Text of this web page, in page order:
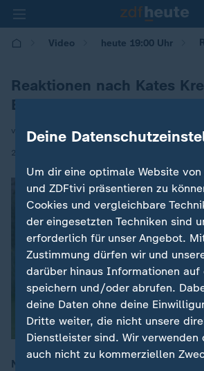
Video heute 19:00 Uhr
Reaktionen nach Kates
Bekanntmachung
von Hilke Petersen
23.03.2024 | 19:00
Nach langen Spekulationen hat
Deine
Um dir eine optimale Website von
und ZDFtivi präsentieren zu
Cookies und vergleichbare
der eingesetzten Techniken sind
erforderlich für unser Angebot.
Zustimmung dürfen wir und
darüber hinaus Informationen auf
speichern und/oder abrufen.
deine Daten ohne deine
Dritte weiter, die nicht unsere
Dienstleister sind. Wir verwenden
auch nicht zu kommerziellen